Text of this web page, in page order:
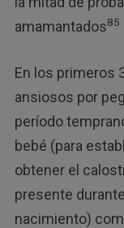
amamantados85
En los primeros
ansiosos por
período
bebé (para
obtener el
presente
nacimiento)